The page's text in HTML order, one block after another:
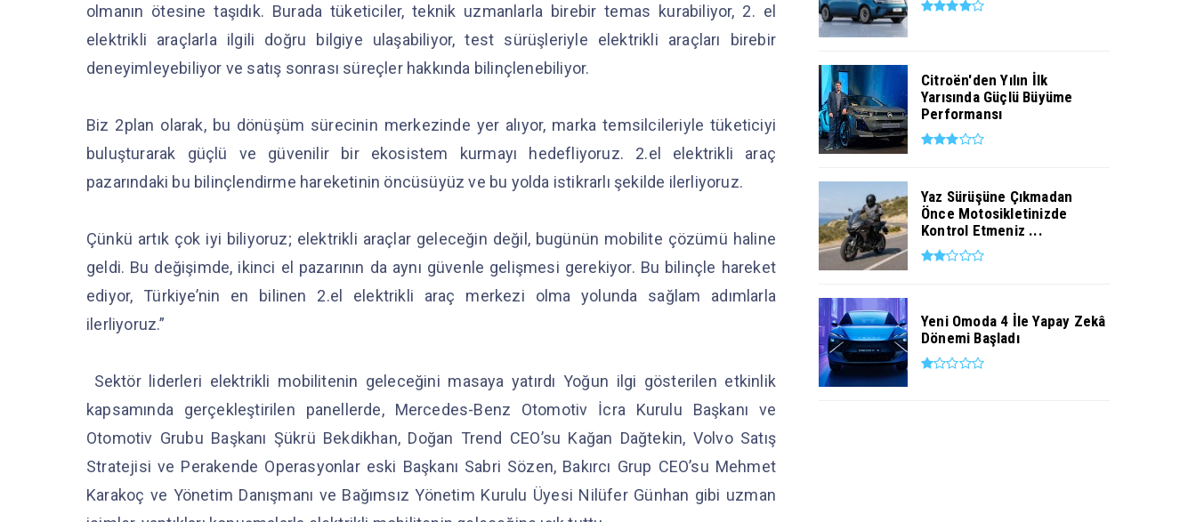
olmanın ötesine taşıdık. Burada tüketiciler, teknik uzmanlarla birebir temas kurabiliyor, 2. el
elektrikli araçlarla ilgili doğru bilgiye ulaşabiliyor, test sürüşleriyle elektrikli araçları birebir
deneyimleyebiliyor ve satış sonrası süreçler hakkında bilinçlenebiliyor.
Biz 2plan olarak, bu dönüşüm sürecinin merkezinde yer alıyor, marka temsilcileriyle tüketiciyi
buluşturarak güçlü ve güvenilir bir ekosistem kurmayı hedefliyoruz. 2.el elektrikli araç
pazarındaki bu bilinçlendirme hareketinin öncüsüyüz ve bu yolda istikrarlı şekilde ilerliyoruz.
Çünkü artık çok iyi biliyoruz; elektrikli araçlar geleceğin değil, bugünün mobilite çözümü haline
geldi. Bu değişimde, ikinci el pazarının da aynı güvenle gelişmesi gerekiyor. Bu bilinçle hareket
ediyor, Türkiye’nin en bilinen 2.el elektrikli araç merkezi olma yolunda sağlam adımlarla
ilerliyoruz.”
Sektör liderleri elektrikli mobilitenin geleceğini masaya yatırdı Yoğun ilgi gösterilen etkinlik
kapsamında gerçekleştirilen panellerde, Mercedes-Benz Otomotiv İcra Kurulu Başkanı ve
Otomotiv Grubu Başkanı Şükrü Bekdikhan, Doğan Trend CEO’su Kağan Dağtekin, Volvo Satış
Stratejisi ve Perakende Operasyonlar eski Başkanı Sabri Sözen, Bakırcı Grup CEO’su Mehmet
Karakoç ve Yönetim Danışmanı ve Bağımsız Yönetim Kurulu Üyesi Nilüfer Günhan gibi uzman
Citroën'den Yılın İlk
Yarısında Güçlü Büyüme
Performansı
Yaz Sürüşüne Çıkmadan
Önce Motosikletinizde
Kontrol Etmeniz ...
Yeni Omoda 4 İle Yapay Zekâ
Dönemi Başladı